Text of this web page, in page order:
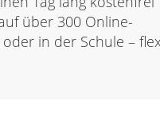
über 300 Online-
in der Schule –